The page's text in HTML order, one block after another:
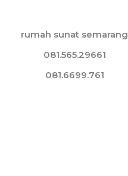
rumah sunat semarang
081.565.29661
081.6699.761